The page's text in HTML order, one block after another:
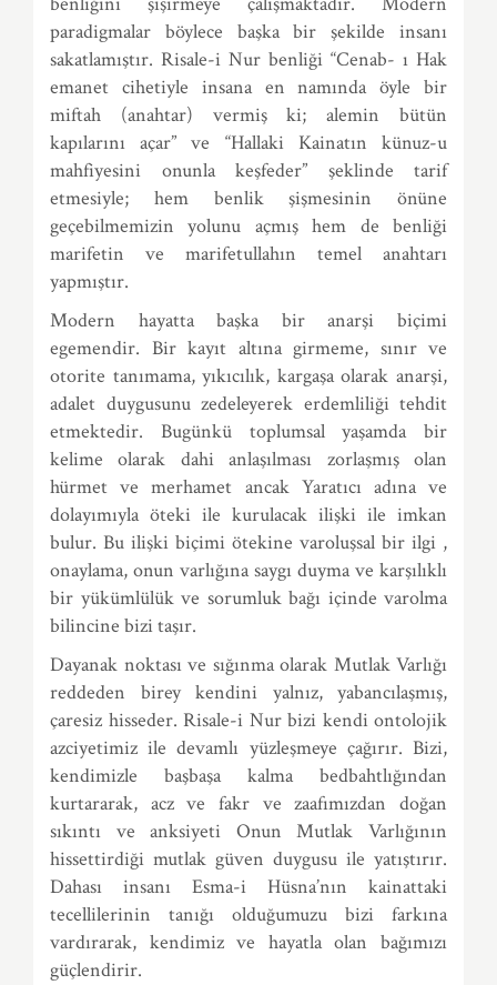
paradigmalar böylece başka bir şekilde insanı
sakatlamıştır. Risale-i Nur benliği “Cenab- ı Hak
emanet cihetiyle insana en namında öyle bir
miftah (anahtar) vermiş ki; alemin bütün
kapılarını açar” ve “Hallaki Kainatın künuz-u
mahfiyesini onunla keşfeder” şeklinde tarif
etmesiyle; hem benlik şişmesinin önüne
geçebilmemizin yolunu açmış hem de benliği
marifetin ve marifetullahın temel anahtarı
yapmıştır.
Modern hayatta başka bir anarşi biçimi
egemendir. Bir kayıt altına girmeme, sınır ve
otorite tanımama, yıkıcılık, kargaşa olarak anarşi,
adalet duygusunu zedeleyerek erdemliliği tehdit
etmektedir. Bugünkü toplumsal yaşamda bir
kelime olarak dahi anlaşılması zorlaşmış olan
hürmet ve merhamet ancak Yaratıcı adına ve
dolayımıyla öteki ile kurulacak ilişki ile imkan
bulur. Bu ilişki biçimi ötekine varoluşsal bir ilgi ,
onaylama, onun varlığına saygı duyma ve karşılıklı
bir yükümlülük ve sorumluk bağı içinde varolma
bilincine bizi taşır.
Dayanak noktası ve sığınma olarak Mutlak Varlığı
reddeden birey kendini yalnız, yabancılaşmış,
çaresiz hisseder. Risale-i Nur bizi kendi ontolojik
azciyetimiz ile devamlı yüzleşmeye çağırır. Bizi,
kendimizle başbaşa kalma bedbahtlığından
kurtararak, acz ve fakr ve zaafımızdan doğan
sıkıntı ve anksiyeti Onun Mutlak Varlığının
hissettirdiği mutlak güven duygusu ile yatıştırır.
Dahası insanı Esma-i Hüsna’nın kainattaki
tecellilerinin tanığı olduğumuzu bizi farkına
vardırarak, kendimiz ve hayatla olan bağımızı
güçlendirir.